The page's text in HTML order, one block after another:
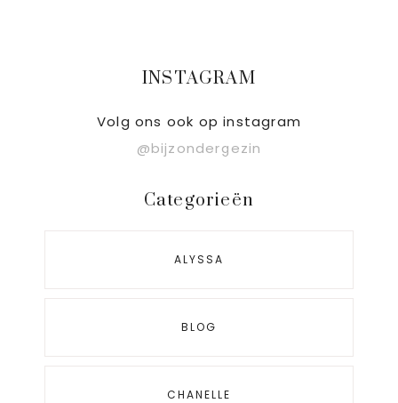
Primaire
Sidebar
INSTAGRAM
Volg ons ook op instagram
@bijzondergezin
Categorieën
ALYSSA
BLOG
CHANELLE